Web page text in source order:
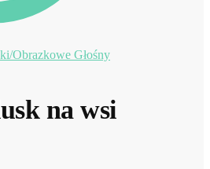
Głośny
na wsi